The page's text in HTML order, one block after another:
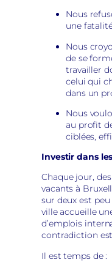
Nous
une
Nous
de se
travailler
celui qui
dans un
Nous
au profit
ciblées,
Investir dans
Chaque jour,
vacants à
sur deux est
ville accueille
d’emplois
contradiction
Il est temps de :